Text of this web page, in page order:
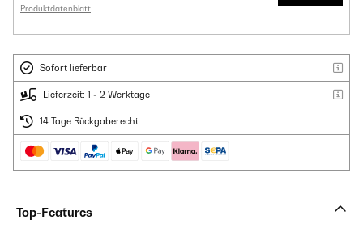
Produktdatenblatt
Sofort lieferbar
Lieferzeit: 1 - 2 Werktage
14 Tage Rückgaberecht
Top-Features